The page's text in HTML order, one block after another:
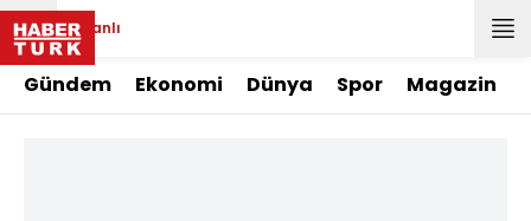
Canlı
Gündem Ekonomi Dünya Spor Magazin